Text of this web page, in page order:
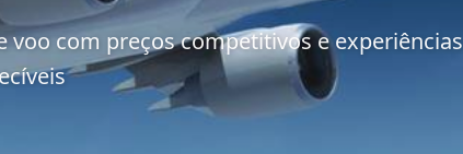
voo com preços competitivos e experiências